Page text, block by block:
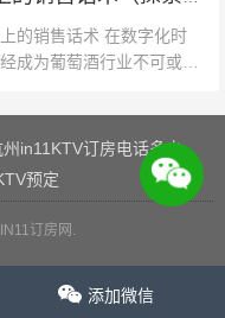
销售话术 在数字化时
成为葡萄酒行业不可或缺
效的销售话术至关重要。
葡萄酒的在线销售中...
州in11KTV订房电话多少
预定
IN11订房网 .
添加微信